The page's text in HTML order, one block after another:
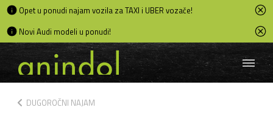
Opet u ponudi najam vozila za TAXI i UBER vozače!
Novi Audi modeli u ponudi!
chevron_left DUGOROČNI NAJAM